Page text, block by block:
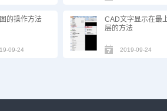
的操作方法
09-24
CAD文字显示在最
层的方法
2019-09-24